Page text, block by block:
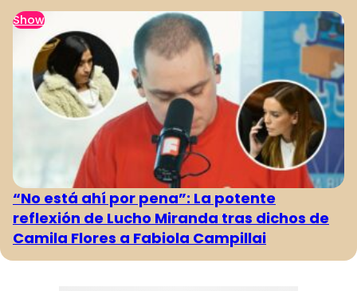
Show
“No está ahí por pena”: La potente
reflexión de Lucho Miranda tras dichos de
Camila Flores a Fabiola Campillai